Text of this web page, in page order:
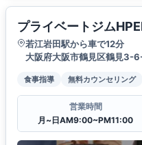
プライベートジム
若江岩田駅から車で12分
大阪府大阪市鶴見区鶴見3-
食事指導 無料カウンセリング
営業時間
月~日AM9:00~PM11:00